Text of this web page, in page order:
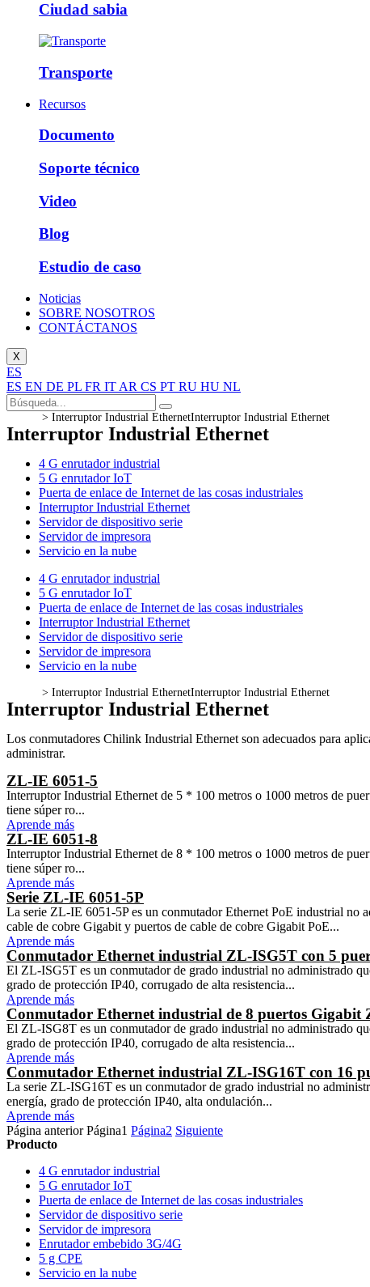
Ciudad sabia
Transporte
Recursos
Documento
Soporte técnico
Video
Blog
Estudio de caso
Noticias
SOBRE NOSOTROS
CONTÁCTANOS
X
ES
ES EN DE PL FR IT AR CS PT RU HU NL
> Interruptor Industrial EthernetInterruptor Industrial Ethernet
Interruptor Industrial Ethernet
4 G enrutador industrial
5 G enrutador IoT
Puerta de enlace de Internet de las cosas industriales
Interruptor Industrial Ethernet
Servidor de dispositivo serie
Servidor de impresora
Servicio en la nube
4 G enrutador industrial
5 G enrutador IoT
Puerta de enlace de Internet de las cosas industriales
Interruptor Industrial Ethernet
Servidor de dispositivo serie
Servidor de impresora
Servicio en la nube
> Interruptor Industrial EthernetInterruptor Industrial Ethernet
Interruptor Industrial Ethernet
Los conmutadores Chilink Industrial Ethernet son adecuados para
administrar.
ZL-IE 6051-5
Interruptor Industrial Ethernet de 5 * 100 metros o 1000 metros de
tiene súper ro...
Aprende más
ZL-IE 6051-8
Interruptor Industrial Ethernet de 8 * 100 metros o 1000 metros de
tiene súper ro...
Aprende más
Serie ZL-IE 6051-5P
La serie ZL-IE 6051-5P es un conmutador Ethernet PoE industrial no
cable de cobre Gigabit y puertos de cable de cobre Gigabit PoE...
Aprende más
Conmutador Ethernet industrial ZL-ISG5T con 5
El ZL-ISG5T es un conmutador de grado industrial no administrado
grado de protección IP40, corrugado de alta resistencia...
Aprende más
Conmutador Ethernet industrial de 8 puertos Gigabit
El ZL-ISG8T es un conmutador de grado industrial no administrado
grado de protección IP40, corrugado de alta resistencia...
Aprende más
Conmutador Ethernet industrial ZL-ISG16T con 16
La serie ZL-ISG16T es un conmutador de grado industrial no
energía, grado de protección IP40, alta ondulación...
Aprende más
Página anterior Página1 Página2 Siguiente
Producto
4 G enrutador industrial
5 G enrutador IoT
Puerta de enlace de Internet de las cosas industriales
Servidor de dispositivo serie
Servidor de impresora
Enrutador embebido 3G/4G
5 g CPE
Servicio en la nube